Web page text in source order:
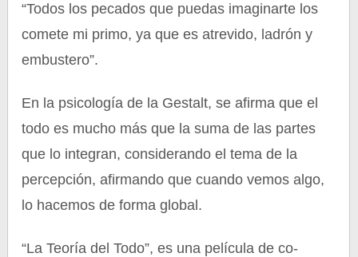
“Todos los pecados que puedas imaginarte los
comete mi primo, ya que es atrevido, ladrón y
embustero”.
En la psicología de la Gestalt, se afirma que el
todo es mucho más que la suma de las partes
que lo integran, considerando el tema de la
percepción, afirmando que cuando vemos algo,
lo hacemos de forma global.
“La Teoría del Todo”, es una película de co-